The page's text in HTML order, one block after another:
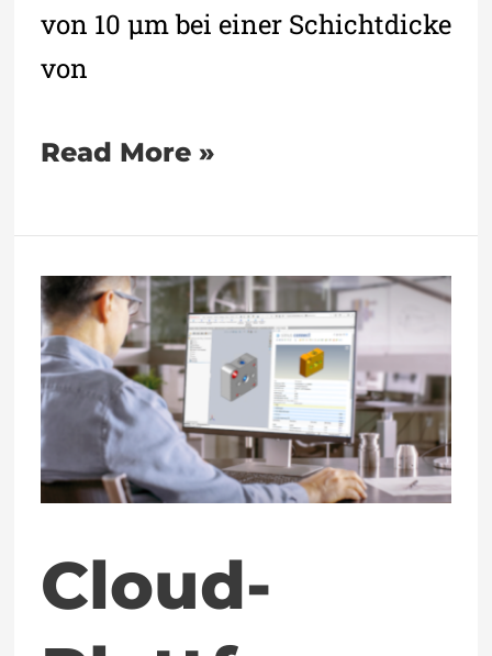
von 10 µm bei einer Schichtdicke
von
Read More »
Cloud-
Cloud-
Plattform
simus
connect:
Konstruktionsdaten
organisieren
und
nutzen